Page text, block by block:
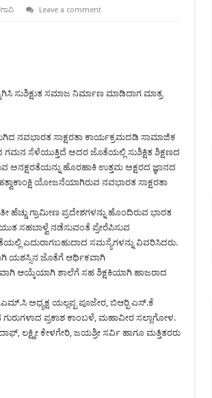
Leave a comment
ಸುಶಿಕ್ಷುತ ಸಮಾಜ ನಿರ್ಮಾಣ ಮಾಡಿದಾಗ ಮಾತ್ರ
ನವಭಾರತ ಸಾಕ್ಷರತಾ ಕಾರ್ಯಕ್ರಮದಡಿ ಸಾಮಾಜಿಕ
ಗಮನ ಸೆಳೆಯುತ್ತಿದೆ ಅದರ ಜೊತೆಯಲ್ಲಿ ಸುಶಿಕ್ಷಿತ ಶಿಕ್ಷಣದ
ಅನಕ್ಷರತೆಯನ್ನು ಹೊರಹಾಕಿ ಉತ್ತಮ ಅಕ್ಷರದ ಜ್ಞಾನದ
ಯೋಜನೆಯಾಗಿರುವ ನವಭಾರತ ಸಾಕ್ಷರತಾ
ಗ್ರಾಮೀಣ ಪ್ರದೇಶಗಳನ್ನು ಹೊಂದಿರುವ ಭಾರತ
ಸಹಬಾಳ್ವೆ ನಡೆಸುವಂತೆ ಪ್ರೇರೆಪಿಸುವ
ಎದುರಾಗಬಹುದಾದ ಸಮಸ್ಯೆಗಳನ್ನು ವಿವರಿಸಿದರು.
ಯಶಸ್ಸಿನ ಜೊತೆಗೆ ಆರ್ಥಿಕವಾಗಿ
ಆಯ್ಕೆಯಾಗಿ ಶಾಲೆಗೆ ಸಹ ಶಿಕ್ಷಕಿಯಾಗಿ ಹಾಜರಾದ
ಅಧ್ಯಕ್ಷ ಯಲ್ಲಪ್ಪ ಪೂಜೇರ, ಬಿಆರ್‍ಪಿ ಎಸ್.ಕೆ
ಪ್ರಕಾಶ ಕಾಂಬಳೆ, ಮಹಾವೀರ ಸಲ್ಲಾಗೋಳ.
ಲಕ್ಷ್ಮೀ ಕೇಳಗೇರಿ, ಜಯಶ್ರೀ ಸರ್ವಿ ಹಾಗೂ ಮತ್ತಿತರರು